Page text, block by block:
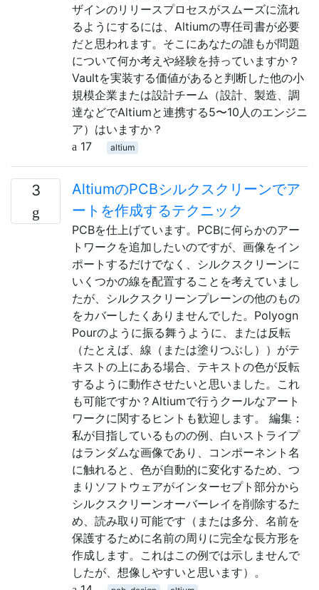
ザインのリリースプロセスがスムーズに流れ
るようにするには、Altiumの専任司書が必要
だと思われます。そこにあなたの誰もが問題
について何か考えや経験を持っていますか？
Vaultを実装する価値があると判断した他の小
規模企業または設計チーム（設計、製造、調
達などでAltiumと連携する5〜10人のエンジニ
ア）はいますか？
17
altium
3
AltiumのPCBシルクスクリーンでア
ートを作成するテクニック
PCBを仕上げています。PCBに何らかのアー
トワークを追加したいのですが、画像をイン
ポートするだけでなく、シルクスクリーンに
いくつかの線を配置することを考えていまし
たが、シルクスクリーンプレーンの他のもの
をカバーしたくありませんでした。Polyogn
Pourのように振る舞うように、または反転
（たとえば、線（または塗りつぶし））がテ
キストの上にある場合、テキストの色が反転
するように動作させたいと思いました。これ
も可能ですか？Altiumで行うクールなアート
ワークに関するヒントも歓迎します。 編集：
私が目指しているものの例、白いストライプ
はランダムな画像であり、コンポーネント名
に触れると、色が自動的に変化するため、つ
まりソフトウェアがインターセプト部分から
シルクスクリーンオーバーレイを削除するた
め、読み取り可能です（または多分、名前を
保護するために名前の周りに完全な長方形を
作成します。これはこの例では示しませんで
したが、想像しやすいと思います）。